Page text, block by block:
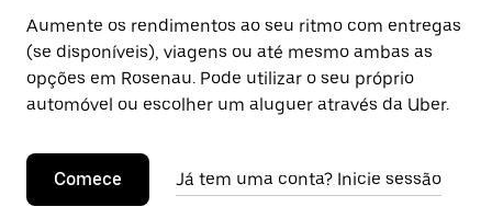
Aumente os rendimentos ao seu ritmo com entregas
(se disponíveis), viagens ou até mesmo ambas as
opções em Rosenau. Pode utilizar o seu próprio
automóvel ou escolher um aluguer através da Uber.
Comece Já tem uma conta? Inicie sessão